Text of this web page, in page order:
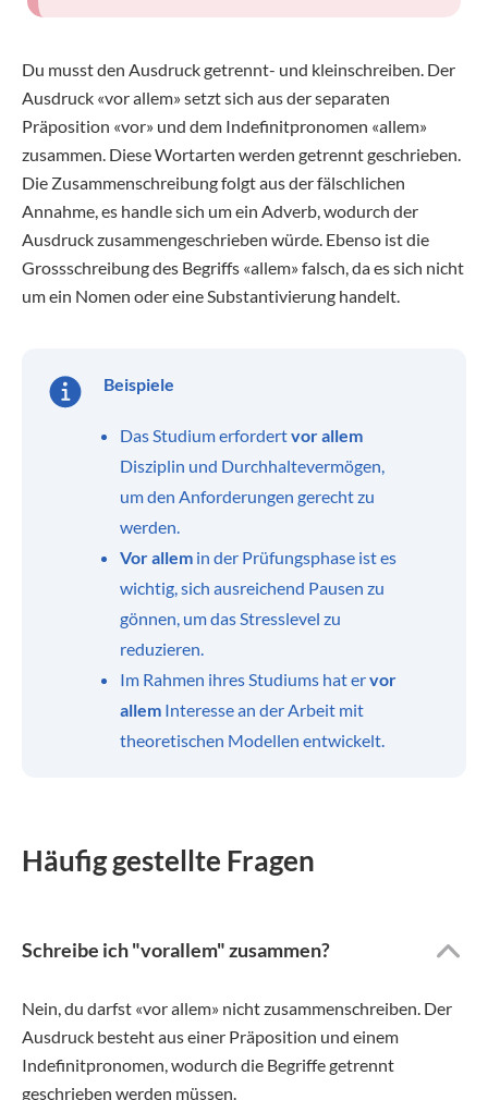
Du musst den Ausdruck getrennt- und kleinschreiben. Der
Ausdruck «vor allem» setzt sich aus der separaten
Präposition «vor» und dem Indefinitpronomen «allem»
zusammen. Diese Wortarten werden getrennt geschrieben.
Die Zusammenschreibung folgt aus der fälschlichen
Annahme, es handle sich um ein Adverb, wodurch der
Ausdruck zusammengeschrieben würde. Ebenso ist die
Grossschreibung des Begriffs «allem» falsch, da es sich nicht
um ein Nomen oder eine Substantivierung handelt.
Beispiele
Das Studium erfordertvor allem
Disziplin und Durchhaltevermögen,
um den Anforderungen gerecht zu
werden.
Vor allem in der Prüfungsphase ist es
wichtig, sich ausreichend Pausen zu
gönnen, um das Stresslevel zu
reduzieren.
Im Rahmen ihres Studiums hat ervor
allem Interesse an der Arbeit mit
theoretischen Modellen entwickelt.
Häufig gestellte Fragen
Schreibe ich "vorallem" zusammen?
Nein, du darfst «vor allem» nicht zusammenschreiben. Der
Ausdruck besteht aus einer Präposition und einem
Indefinitpronomen, wodurch die Begriffe getrennt
geschrieben werden müssen.